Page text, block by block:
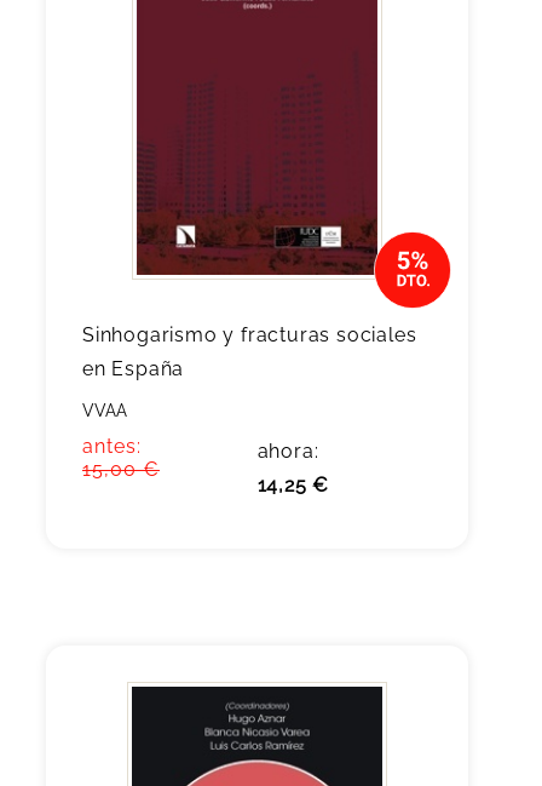
Sinhogarismo y fracturas sociales
en España
VVAA
antes:
15,00 €
ahora:
14,25 €